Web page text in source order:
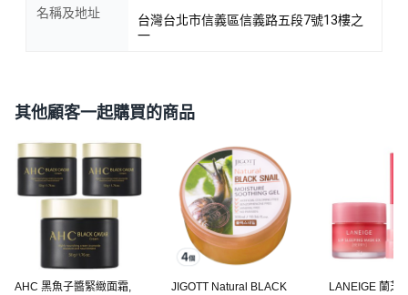
名稱及地址
台灣台北市信義區信義路五段7號13樓之
一
其他顧客一起購買的商品
AHC 黑魚子醬緊緻面霜,
JIGOTT Natural BLACK
LANEIGE 蘭芝